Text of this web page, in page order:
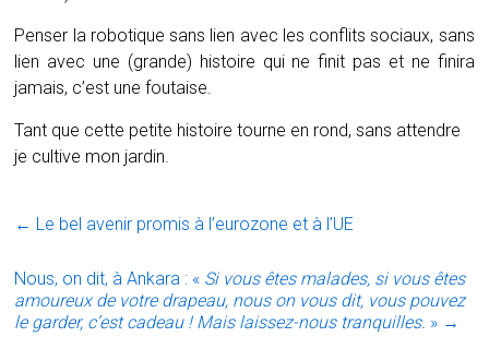
Penser la robotique sans lien avec les conflits sociaux, sans
lien avec une (grande) histoire qui ne finit pas et ne finira
jamais, c’est une foutaise.
Tant que cette petite histoire tourne en rond, sans attendre
je cultive mon jardin.
← Le bel avenir promis à l’eurozone et à l’UE
Nous, on dit, à Ankara : « Si vous êtes malades, si vous êtes
amoureux de votre drapeau, nous on vous dit, vous pouvez
le garder, c’est cadeau ! Mais laissez-nous tranquilles. » →